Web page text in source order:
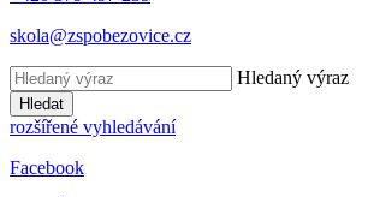
skola@zspobezovice.cz
Hledaný výraz
Hledat
rozšířené vyhledávání
Facebook